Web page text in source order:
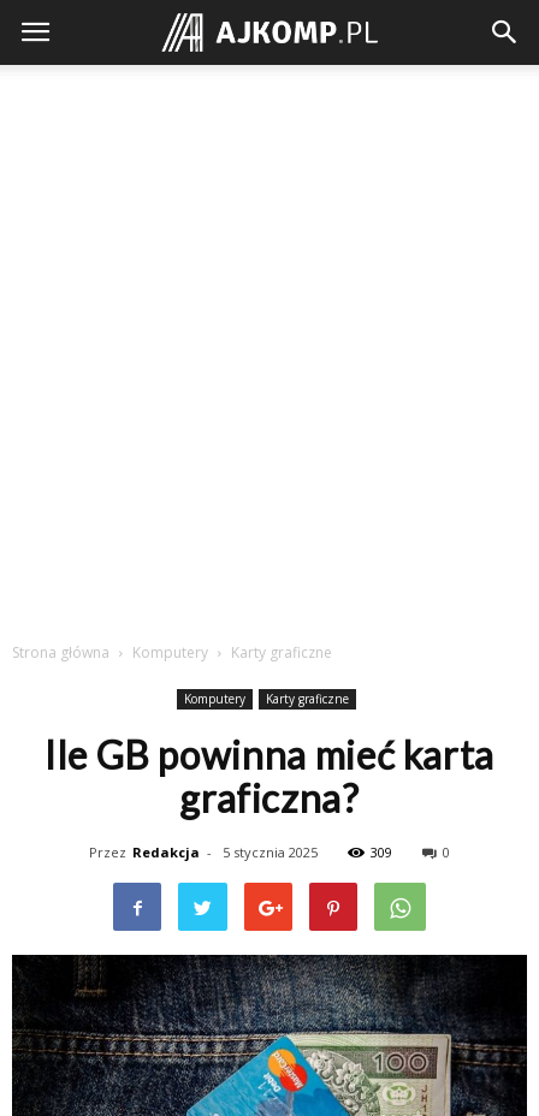
Ajkomp.pl
Strona główna Komputery Karty graficzne
Komputery Karty graficzne
Ile GB powinna mieć karta
graficzna?
Przez Redakcja - 5 stycznia 2025 309 0